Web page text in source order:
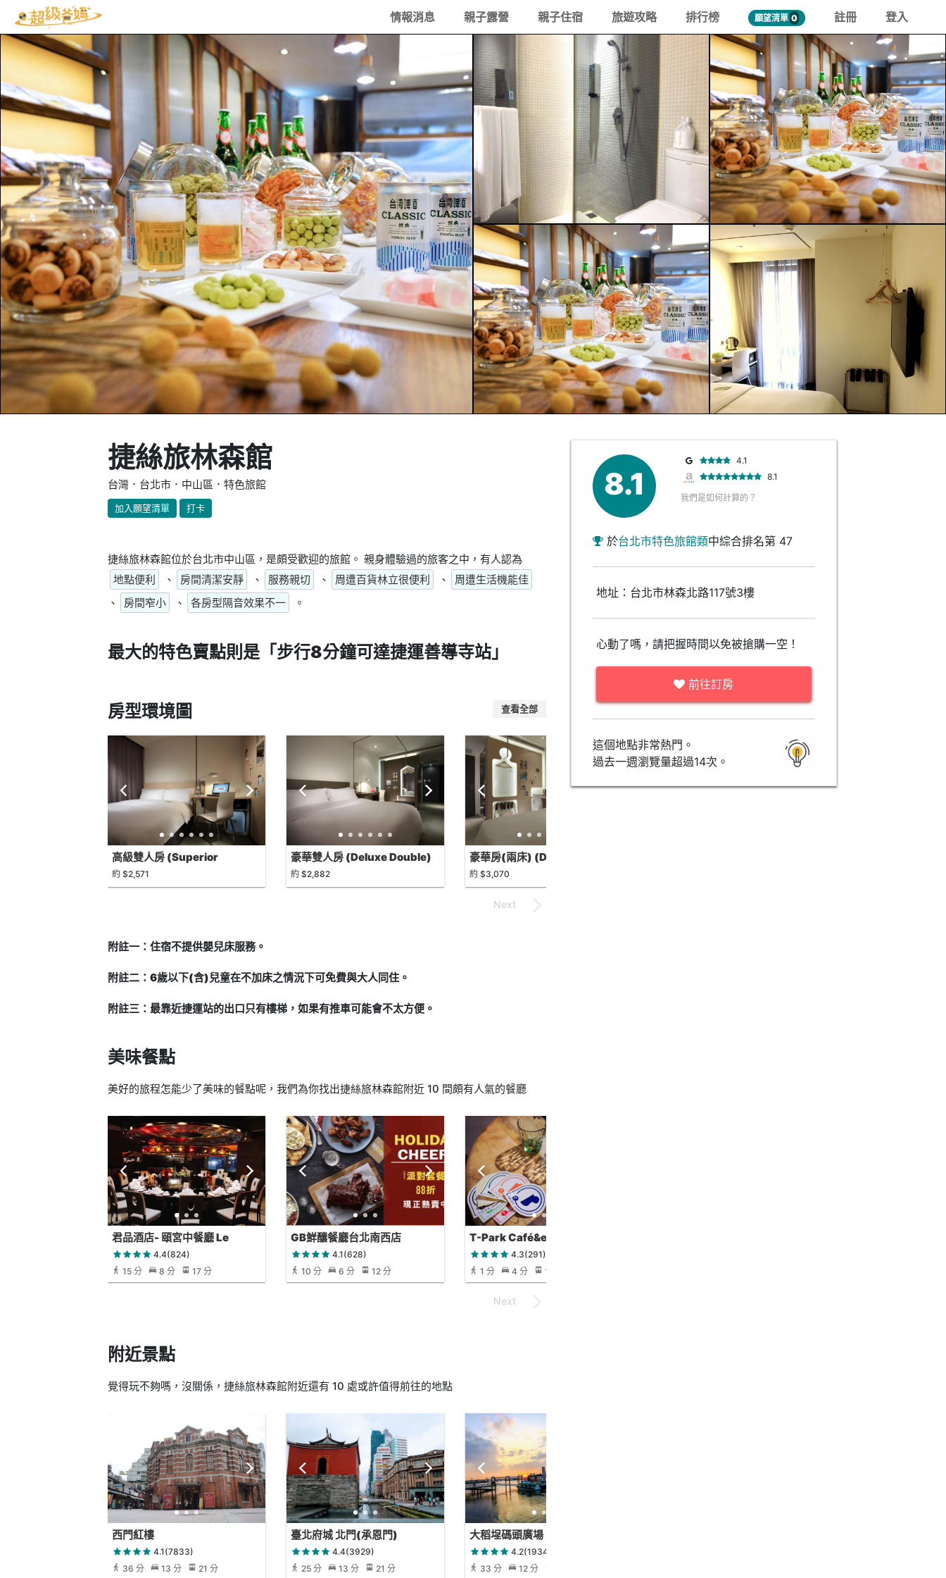
情報消息 親子露營 親子住宿 旅遊攻略 排行榜 願望清單 0 註冊 登入
捷絲旅林森館
台灣．台北市．中山區．特色旅館
加入願望清單 打卡
捷絲旅林森館位於台北市中山區，是頗受歡迎的旅館。 親身體驗過的旅客之中，有人認為
地點便利
、 房間清潔安靜 、 服務親切 、 周遭百貨林立很便利 、
周遭生活機能佳
、
房間窄小 、 各房型隔音效果不一 。
最大的特色賣點則是「步行8分鐘可達捷運善導寺站」
房型環境圖 查看全部
高級雙人房 (Superior
Double)
約 $2,571
豪華雙人房 (Deluxe Double)
約 $2,882
豪華房(兩床) (Deluxe Twin)
約 $3,070
附註一：住宿不提供嬰兒床服務。
附註二：6歲以下(含)兒童在不加床之情況下可免費與大人同住。
附註三：最靠近捷運站的出口只有樓梯，如果有推車可能會不太方便。
美味餐點
美好的旅程怎能少了美味的餐點呢，我們為你找出捷絲旅林森館附近 10 間頗有人氣的餐廳
君品酒店- 頤宮中餐廳 Le
Palais
4.4(824)
15 分
8 分 17 分
GB鮮釀餐廳台北南西店
4.1(628)
10 分
6 分 12 分
T-Park Café&eatery
4.3(291)
1 分
4 分 1 分
附近景點
覺得玩不夠嗎，沒關係，捷絲旅林森館附近還有 10 處或許值得前往的地點
西門紅樓
4.1(7833)
36 分
13 分 21 分
臺北府城 北門(承恩門)
4.4(3929)
25 分
13 分 21 分
大稻埕碼頭廣場
4.2(1934)
33 分
12 分
8.1
4.1
8.1
我們是如何計算的？
於台北市特色旅館類中綜合排名第 47
地址：台北市林森北路117號3樓
心動了嗎，請把握時間以免被搶購一空！
前往訂房
這個地點非常熱門。
過去一週瀏覽量超過14次。